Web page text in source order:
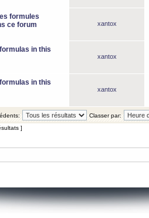
formules
ce forum
xantox
in this
xantox
in this
xantox
Classer par:
]